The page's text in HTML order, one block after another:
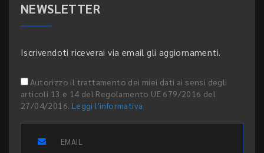
NEWSLETTER
Iscrivendoti riceverai via email gli aggiornamenti.
Autorizzo il trattamento dei miei dati ai sensi degli
articoli 13 e 14 del Regolamento UE 679/2016 del
27/04/2016. Leggi l'informativa